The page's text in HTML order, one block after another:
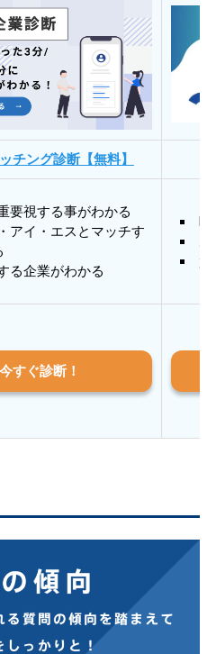
チング診断【無料】
要視する事がわかる
アイ・エスとマッチす
る企業がわかる
質
今すぐ診断！